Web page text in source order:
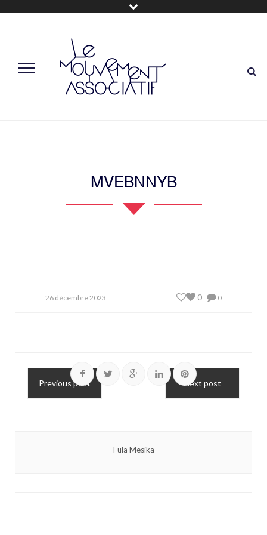
MVEBNNYB
26 décembre 2023 0
0
Previous post Next post
Fula Mesika